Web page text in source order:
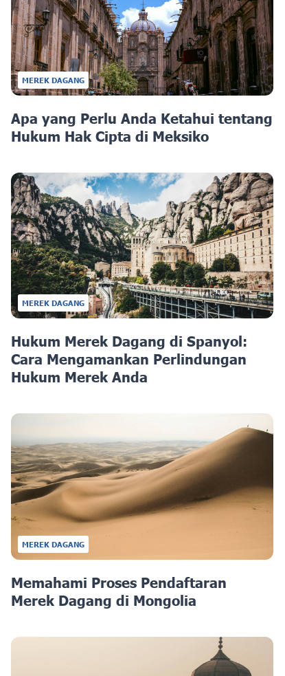
MEREK DAGANG
Apa yang Perlu Anda Ketahui tentang
Hukum Hak Cipta di Meksiko
MEREK DAGANG
Hukum Merek Dagang di Spanyol:
Cara Mengamankan Perlindungan
Hukum Merek Anda
MEREK DAGANG
Memahami Proses Pendaftaran
Merek Dagang di Mongolia